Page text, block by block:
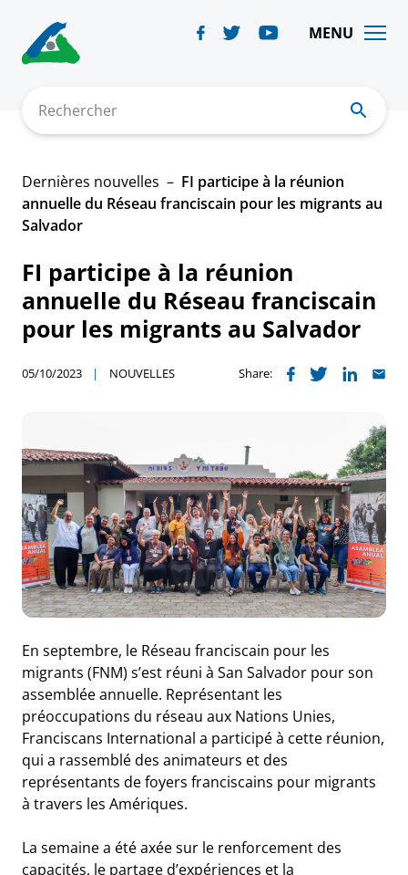
content
MENU
Rechercher
Dernières nouvelles
FI participe à la réunion
annuelle du Réseau franciscain pour les migrants au
Salvador
FI participe à la réunion
annuelle du Réseau franciscain
pour les migrants au Salvador
05/10/2023 NOUVELLES Share:
En septembre, le Réseau franciscain pour les
migrants (FNM) s’est réuni à San Salvador pour son
assemblée annuelle. Représentant les
préoccupations du réseau aux Nations Unies,
Franciscans International a participé à cette réunion,
qui a rassemblé des animateurs et des
représentants de foyers franciscains pour migrants
à travers les Amériques.
La semaine a été axée sur le renforcement des
capacités, le partage d’expériences et la